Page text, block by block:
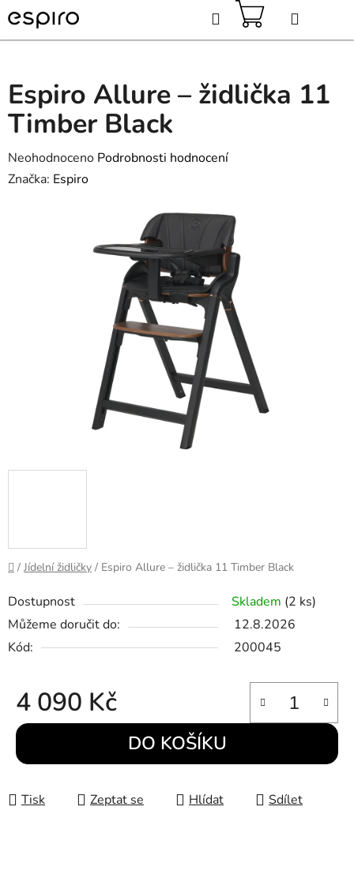
Přejít
na
obsah
Hledat
KOŠÍK
Domů
/ Jídelní židličky / Espiro Allure – židlička 11 Timber Black
Dostupnost Skladem (2 ks)
Můžeme doručit do:
12.8.2026
Kód:
200045
4 090 Kč
Měrná cena:
DO KOŠÍKU
Tisk Zeptat se Hlídat Sdílet
Espiro Allure – židlička 11
Timber Black
Průměrné
hodnocení
Neohodnoceno Podrobnosti hodnocení
Značka: Espiro